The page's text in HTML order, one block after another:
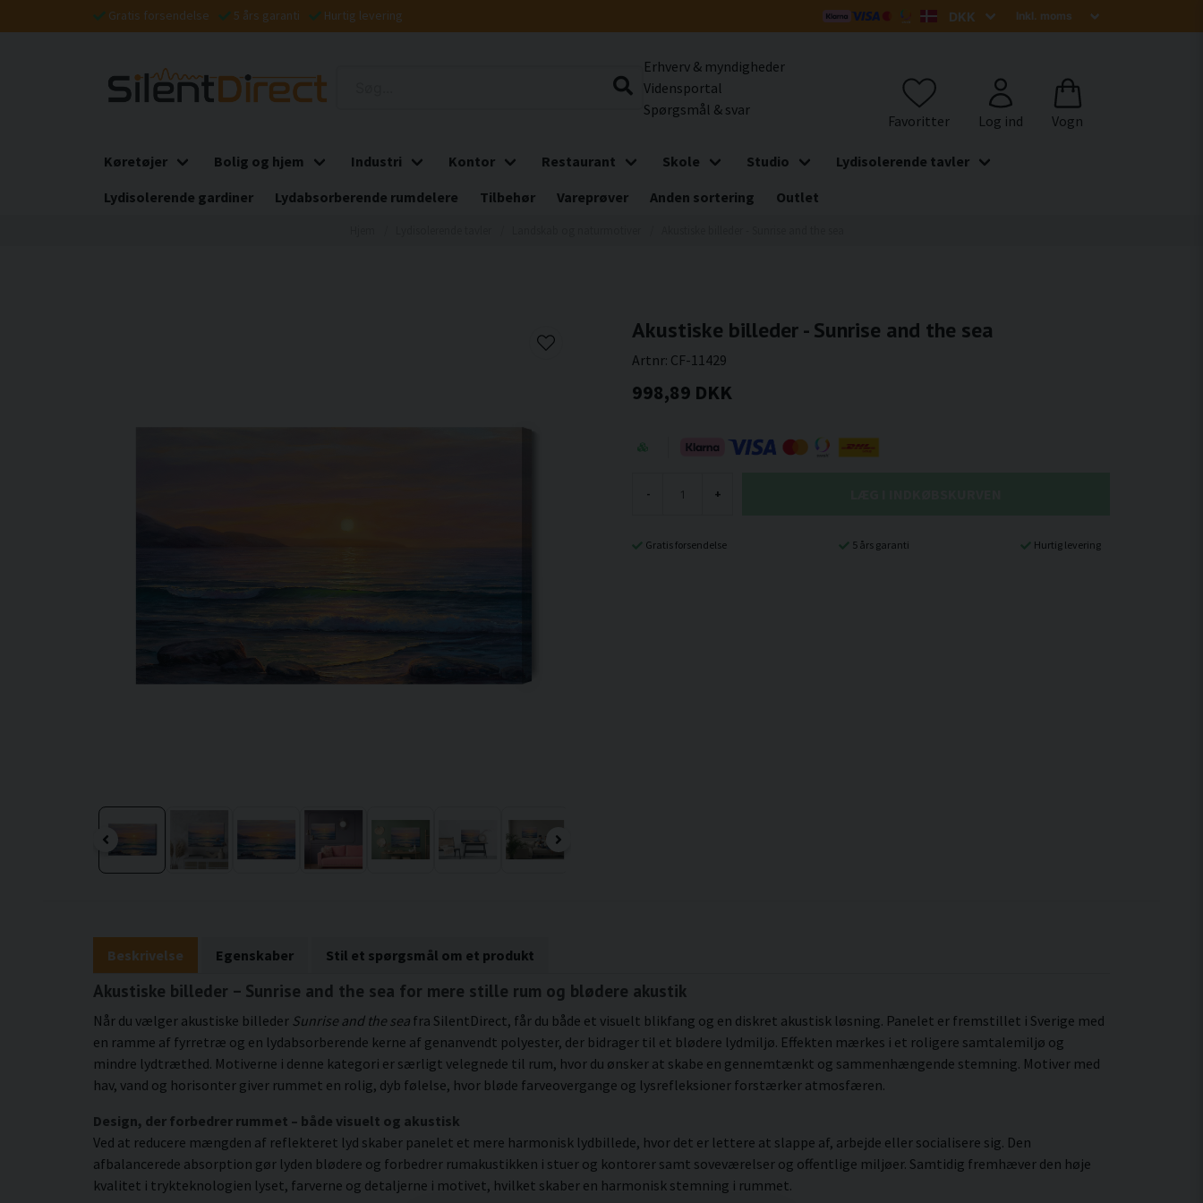
Gratis forsendelse 5 års garanti Hurtig levering
Erhverv & myndigheder
Vidensportal
Spørgsmål & svar
Køretøjer Bolig og hjem Industri Kontor Restaurant Skole Studio
Lydisolerende tavler
Lydisolerende gardiner
Lydabsorberende rumdelere Tilbehør Vareprøver Anden sortering Outlet
Akustiske billeder - Sunrise and the sea
Artnr: CF-11429
998,89 DKK
- +
Gratis forsendelse 5 års garanti Hurtig levering
Beskrivelse Egenskaber Stil et spørgsmål om et produkt
Akustiske billeder – Sunrise and the sea for mere stille rum og blødere akustik
Når du vælger akustiske billeder Sunrise and the sea fra SilentDirect, får du både et visuelt blikfang og en diskret akustisk løsning. Panelet er fremstillet i Sverige med
en ramme af fyrretræ og en lydabsorberende kerne af genanvendt polyester, der bidrager til et blødere lydmiljø. Effekten mærkes i et roligere samtalemiljø og
mindre lydtræthed. Motiverne i denne kategori er særligt velegnede til rum, hvor du ønsker at skabe en gennemtænkt og sammenhængende stemning. Motiver med
hav, vand og horisonter giver rummet en rolig, dyb følelse, hvor bløde farveovergange og lysrefleksioner forstærker atmosfæren.
Design, der forbedrer rummet – både visuelt og akustisk
Ved at reducere mængden af reflekteret lyd skaber panelet et mere harmonisk lydbillede, hvor det er lettere at slappe af, arbejde eller socialisere sig. Den
afbalancerede absorption gør lyden blødere og forbedrer rumakustikken i stuer og kontorer samt soveværelser og offentlige miljøer. Samtidig fremhæver den høje
kvalitet i trykteknologien lyset, farverne og detaljerne i motivet, hvilket skaber en harmonisk stemning i rummet.